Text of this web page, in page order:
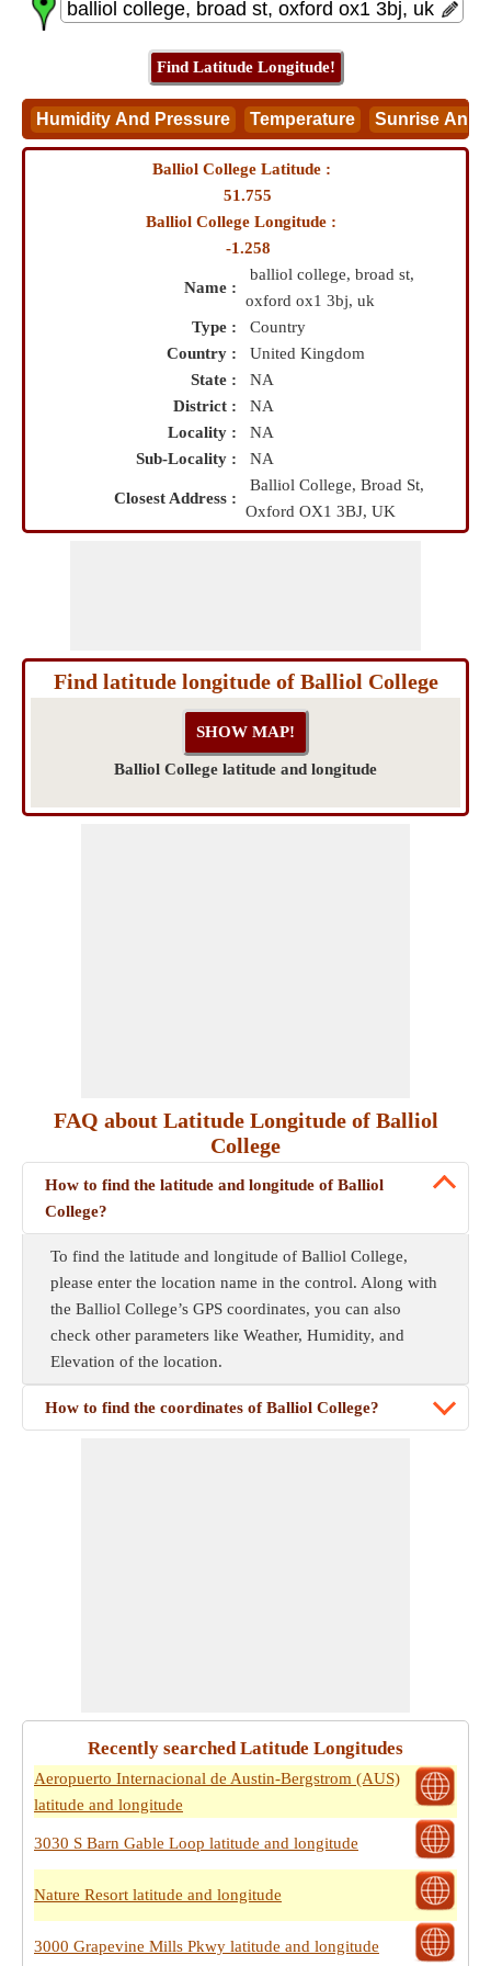
Balliol College Latitude :
51.755
Balliol College Longitude :
-1.258
Name :
balliol college, broad st,
oxford ox1 3bj, uk
Type :
Country
Country :
United Kingdom
State :
NA
District :
NA
Locality :
NA
Sub-Locality :
NA
Closest Address :
Balliol College, Broad St,
Oxford OX1 3BJ, UK
Find latitude longitude of Balliol College
Balliol College latitude and longitude
FAQ about Latitude Longitude of Balliol
College
How to find the latitude and longitude of Balliol
College?
To find the latitude and longitude of Balliol College,
please enter the location name in the control. Along with
the Balliol College’s GPS coordinates, you can also
check other parameters like Weather, Humidity, and
Elevation of the location.
How to find the coordinates of Balliol College?
Recently searched Latitude Longitudes
Aeropuerto Internacional de Austin-Bergstrom (AUS)
latitude and longitude
3030 S Barn Gable Loop latitude and longitude
Nature Resort latitude and longitude
3000 Grapevine Mills Pkwy latitude and longitude